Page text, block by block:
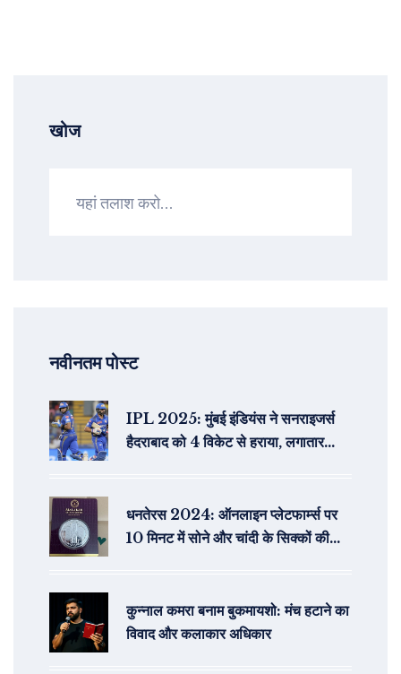
खोज
नवीनतम पोस्ट
IPL 2025: मुंबई इंडियंस ने सनराइजर्स
हैदराबाद को 4 विकेट से हराया, लगातार
धनतेरस 2024: ऑनलाइन प्लेटफार्म्स पर
10 मिनट में सोने और चांदी के सिक्कों की
कुन्नाल कमरा बनाम बुकमायशो: मंच हटाने का
विवाद और कलाकार अधिकार